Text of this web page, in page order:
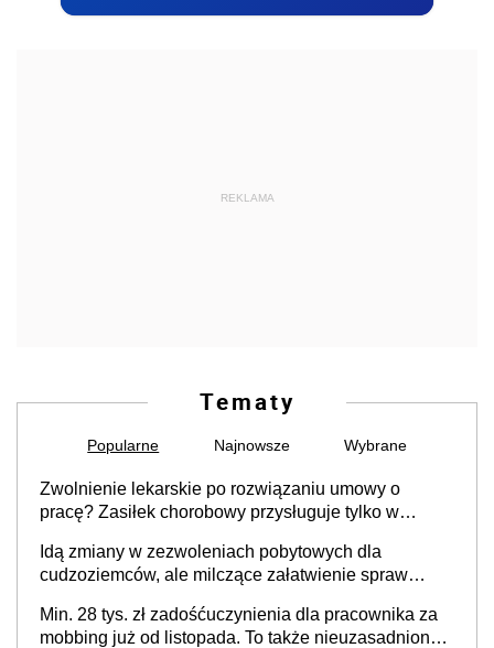
REKLAMA
Tematy
Popularne Najnowsze Wybrane
Zwolnienie lekarskie po rozwiązaniu umowy o
pracę? Zasiłek chorobowy przysługuje tylko w
stosunku pracy
Idą zmiany w zezwoleniach pobytowych dla
cudzoziemców, ale milczące załatwienie spraw
Min. 28 tys. zł zadośćuczynienia dla pracownika za
mobbing już od listopada. To także nieuzasadniona